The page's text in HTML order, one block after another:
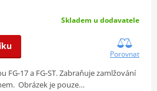
Skladem u dodavatele
Porovnat
17 a FG-ST. Zabraňuje zamlžování
Obrázek je pouze…